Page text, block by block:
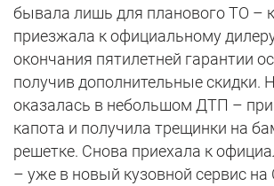
бывала лишь для планового ТО –
приезжала к официальному
окончания пятилетней гарантии
получив дополнительные скидки.
оказалась в небольшом ДТП –
капота и получила трещинки на
решетке. Снова приехала к
– уже в новый кузовной сервис на